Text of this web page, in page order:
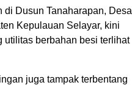
Dusun Tanaharapan, Desa
Kepulauan Selayar, kini
utilitas berbahan besi terlihat
juga tampak terbentang